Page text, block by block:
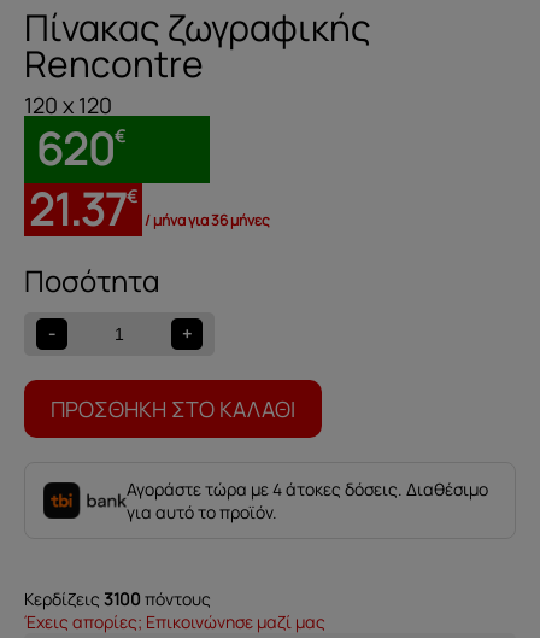
Πίνακας ζωγραφικής
Rencontre
120 x 120
620€
21.37€
/ μήνα για 36 μήνες
-
Πίνακας
ζωγραφικής
Rencontre
ποσότητα
+
ΠΡΟΣΘΉΚΗ ΣΤΟ ΚΑΛΆΘΙ
Αγοράστε τώρα με 4 άτοκες δόσεις. Διαθέσιμο
για αυτό το προϊόν.
Κερδίζεις 3100 πόντους
Έχεις απορίες; Επικοινώνησε μαζί μας